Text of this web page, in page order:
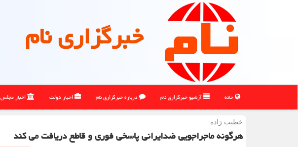
خبرگزاری نام
خانه آرشیو خبرگزاری نام درباره خبرگزاری نام اخبار دولت اخبار مجلس
خطیب زاده:
هرگونه ماجراجویی ضدایرانی پاسخی فوری و قاطع دریافت می کند